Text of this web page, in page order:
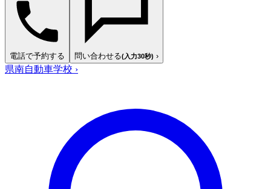
電話で予約する 問い合わせる(入力30秒) ›
県南自動車学校 ›